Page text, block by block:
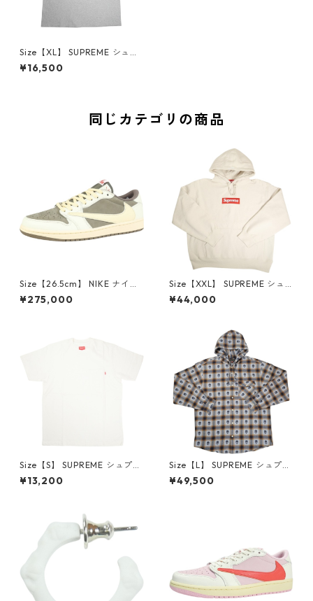
Size【XL】 SUPREME シュプ
リーム 24AW Tyler, The Cre
ator Tee Heather Grey Tシ
¥16,500
同じカテゴリの商品
Size【26.5cm】 NIKE ナイキ
×Travis Scott AIR JORDAN 1
LOW Reverse Mocha DM786
¥275,000
Size【XXL】 SUPREME シュ
プリーム 24AW Box Logo Ho
oded Sweatshirt Stone ボッ
¥44,000
Size【S】 SUPREME シュプリ
ーム S/S Pocket Tee White T
シャツ 白 【新古品・未使用
¥13,200
Size【L】 SUPREME シュプリ
ーム ×Number (N)ine 25FW
Hooded Flannel Shirt Blue
¥49,500